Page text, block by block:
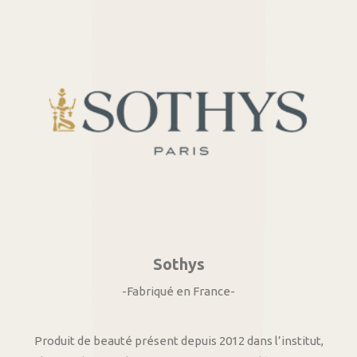
Sothys
-Fabriqué en France-
Produit de beauté présent depuis 2012 dans l’institut,